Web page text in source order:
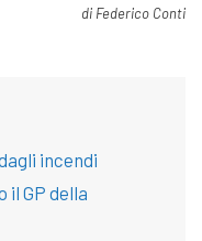
di Federico Conti
incendi
il GP della